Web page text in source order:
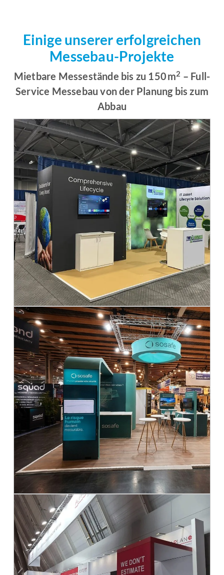
Einige unserer erfolgreichen
Messebau-Projekte
Mietbare Messestände bis zu 150 m2 – Full-
Service Messebau von der Planung bis zum
Abbau